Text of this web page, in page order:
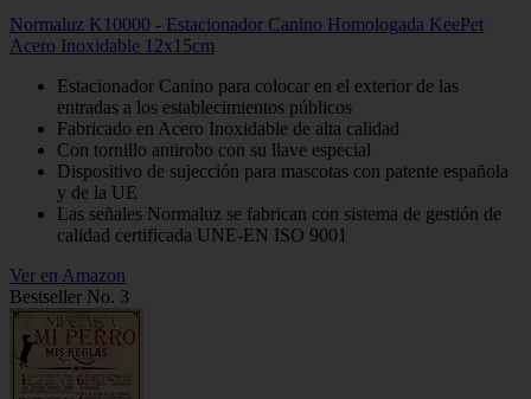
Normaluz K10000 - Estacionador Canino Homologada KeePet
Acero Inoxidable 12x15cm
Estacionador Canino para colocar en el exterior de las
entradas a los establecimientos públicos
Fabricado en Acero Inoxidable de alta calidad
Con tornillo antirobo con su llave especial
Dispositivo de sujección para mascotas con patente española
y de la UE
Las señales Normaluz se fabrican con sistema de gestión de
calidad certificada UNE-EN ISO 9001
Ver en Amazon
Bestseller No. 3